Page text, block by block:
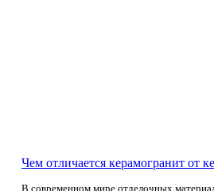
Чем отличается керамогранит от
В современном мире отделочных